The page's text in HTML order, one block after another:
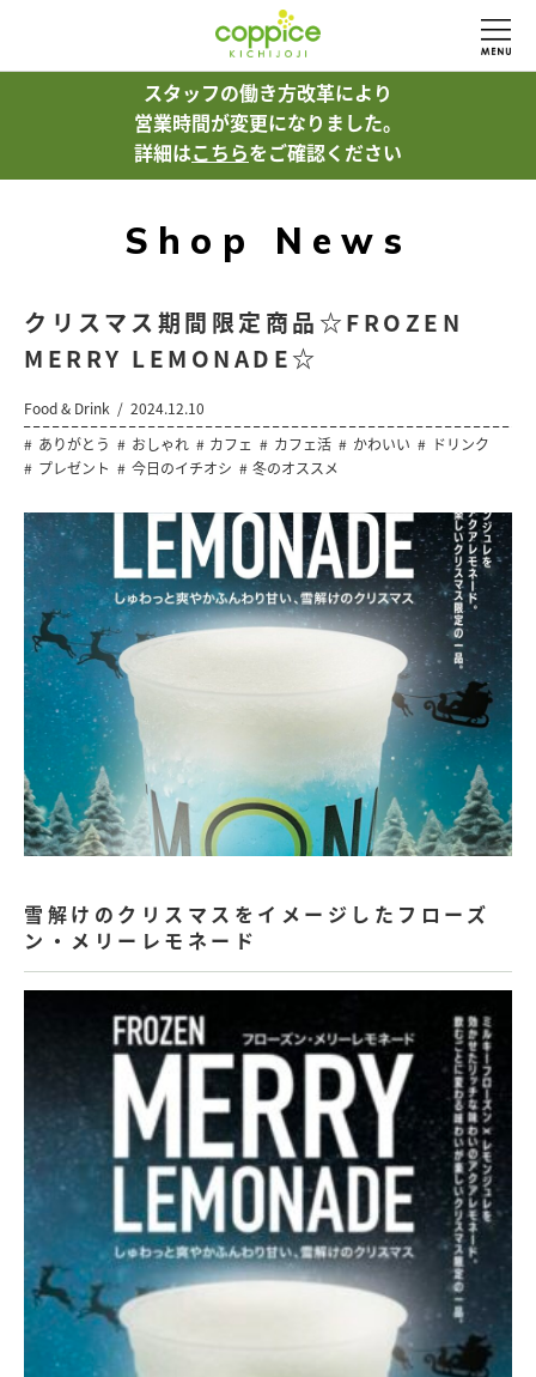
スタッフの働き方改革により
営業時間が変更になりました。
詳細はこちらをご確認ください
Shop News
クリスマス期間限定商品☆FROZEN
MERRY LEMONADE☆
Food & Drink
2024.12.10
ありがとう
おしゃれ カフェ カフェ活 かわいい
ドリンク
プレゼント
今日のイチオシ 冬のオススメ
雪解けのクリスマスをイメージしたフローズ
ン・メリーレモネード